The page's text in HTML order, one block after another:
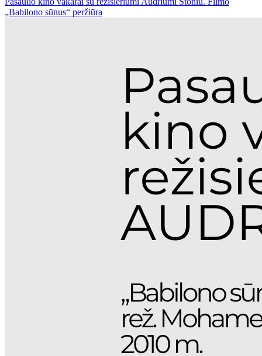
„Babilono sūnus“ peržiūra